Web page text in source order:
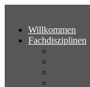
Willkommen
Fachdisziplinen